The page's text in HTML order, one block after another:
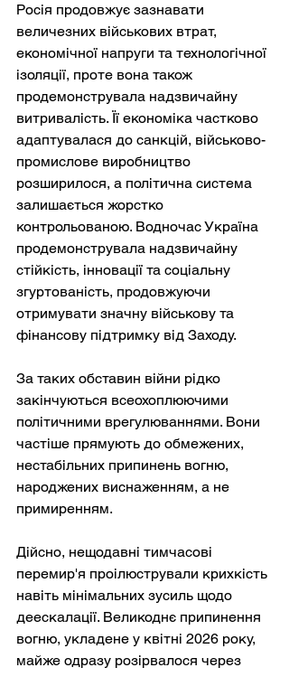
Росія продовжує зазнавати
величезних військових втрат,
економічної напруги та технологічної
ізоляції, проте вона також
продемонструвала надзвичайну
витривалість. Її економіка частково
адаптувалася до санкцій, військово-
промислове виробництво
розширилося, а політична система
залишається жорстко
контрольованою. Водночас Україна
продемонструвала надзвичайну
стійкість, інновації та соціальну
згуртованість, продовжуючи
отримувати значну військову та
фінансову підтримку від Заходу.
За таких обставин війни рідко
закінчуються всеохоплюючими
політичними врегулюваннями. Вони
частіше прямують до обмежених,
нестабільних припинень вогню,
народжених виснаженням, а не
примиренням.
Дійсно, нещодавні тимчасові
перемир'я проілюстрували крихкість
навіть мінімальних зусиль щодо
деескалації. Великоднє припинення
вогню, укладене у квітні 2026 року,
майже одразу розірвалося через